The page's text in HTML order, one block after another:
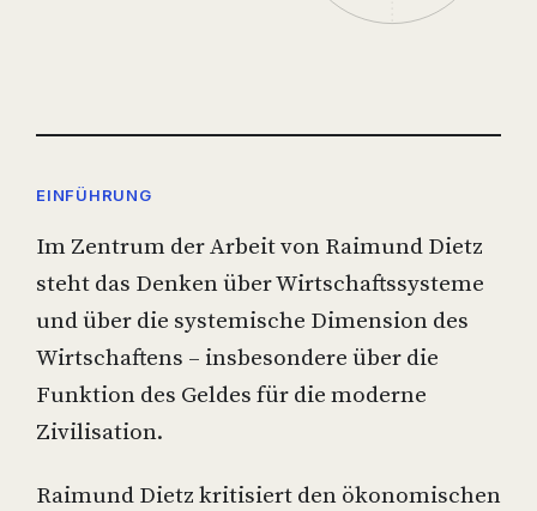
EINFÜHRUNG
Im Zentrum der Arbeit von Raimund Dietz
steht das Denken über Wirtschaftssysteme
und über die systemische Dimension des
Wirtschaftens – insbesondere über die
Funktion des Geldes für die moderne
Zivilisation.
Raimund Dietz kritisiert den ökonomischen